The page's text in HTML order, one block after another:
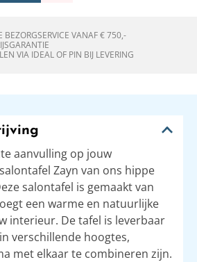
BEZORGSERVICE VANAF € 750,-
VIA IDEAL OF PIN BIJ LEVERING
aanvulling op jouw
Zayn van ons hippe
salontafel is gemaakt van
een warme en natuurlijke
interieur. De tafel is leverbaar
verschillende hoogtes,
met elkaar te combineren zijn.